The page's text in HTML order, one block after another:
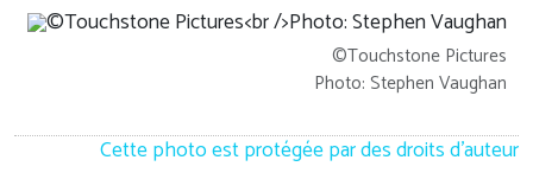
©Touchstone Pictures
Photo: Stephen Vaughan
Cette photo est protégée par des droits d'auteur